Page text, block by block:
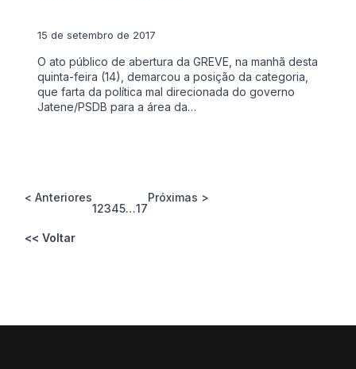
15 de setembro de 2017
O ato público de abertura da GREVE, na manhã desta
quinta-feira (14), demarcou a posição da categoria,
que farta da política mal direcionada do governo
Jatene/PSDB para a área da…
< Anteriores
12345…17
Próximas >
<< Voltar